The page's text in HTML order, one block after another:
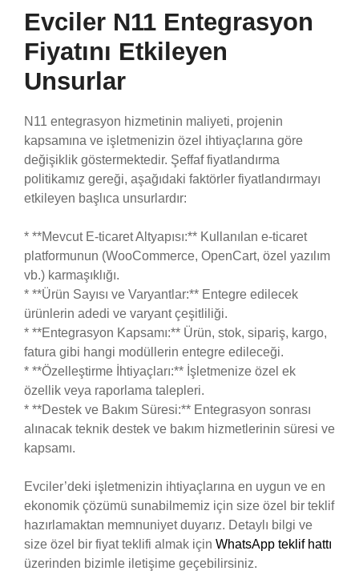
Evciler N11 Entegrasyon
Fiyatını Etkileyen
Unsurlar
N11 entegrasyon hizmetinin maliyeti, projenin
kapsamına ve işletmenizin özel ihtiyaçlarına göre
değişiklik göstermektedir. Şeffaf fiyatlandırma
politikamız gereği, aşağıdaki faktörler fiyatlandırmayı
etkileyen başlıca unsurlardır:
* **Mevcut E-ticaret Altyapısı:** Kullanılan e-ticaret
platformunun (WooCommerce, OpenCart, özel yazılım
vb.) karmaşıklığı.
* **Ürün Sayısı ve Varyantlar:** Entegre edilecek
ürünlerin adedi ve varyant çeşitliliği.
* **Entegrasyon Kapsamı:** Ürün, stok, sipariş, kargo,
fatura gibi hangi modüllerin entegre edileceği.
* **Özelleştirme İhtiyaçları:** İşletmenize özel ek
özellik veya raporlama talepleri.
* **Destek ve Bakım Süresi:** Entegrasyon sonrası
alınacak teknik destek ve bakım hizmetlerinin süresi ve
kapsamı.
Evciler’deki işletmenizin ihtiyaçlarına en uygun ve en
ekonomik çözümü sunabilmemiz için size özel bir teklif
hazırlamaktan memnuniyet duyarız. Detaylı bilgi ve
size özel bir fiyat teklifi almak için WhatsApp teklif hattı
üzerinden bizimle iletişime geçebilirsiniz.